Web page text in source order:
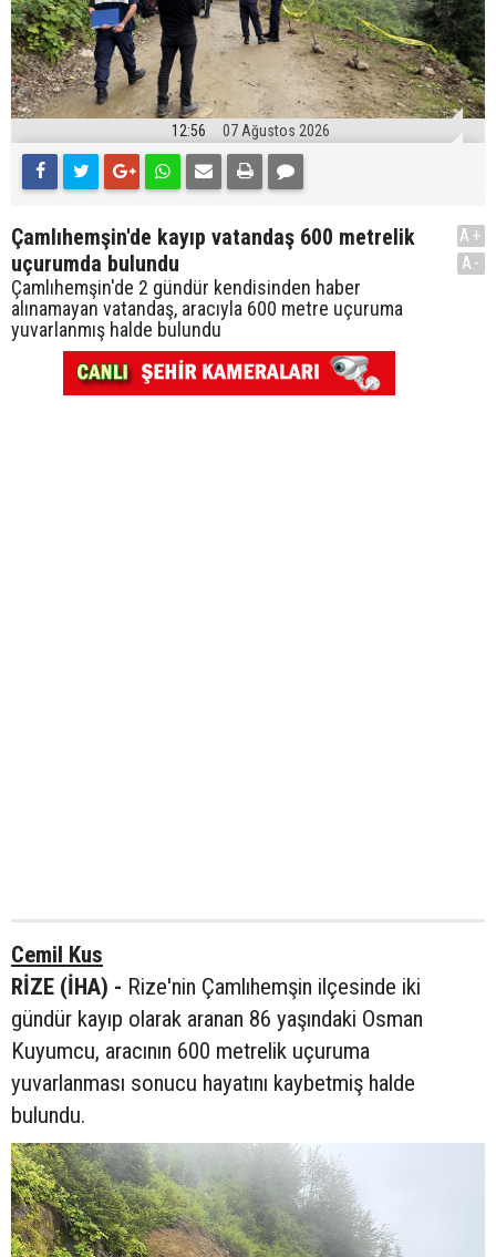
12:56 07 Ağustos 2026
Çamlıhemşin'de kayıp vatandaş 600 metrelik
uçurumda bulundu
Çamlıhemşin'de 2 gündür kendisinden haber
alınamayan vatandaş, aracıyla 600 metre uçuruma
yuvarlanmış halde bulundu
A+
A-
Cemil Kus
RİZE (İHA) - Rize'nin Çamlıhemşin ilçesinde iki
gündür kayıp olarak aranan 86 yaşındaki Osman
Kuyumcu, aracının 600 metrelik uçuruma
yuvarlanması sonucu hayatını kaybetmiş halde
bulundu.